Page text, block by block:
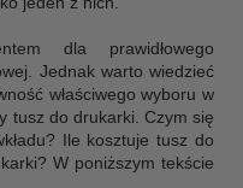
dla prawidłowego
Jednak warto wiedzieć
właściwego wyboru w
tusz do drukarki. Czym się
Ile kosztuje tusz do
W poniższym tekście